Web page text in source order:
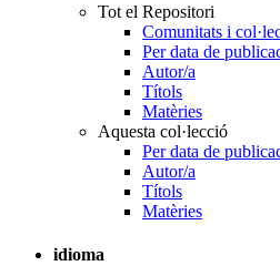
Tot el Repositori
Comunitats i
Per data de
Autor/a
Títols
Matèries
Aquesta col·lecció
Per data de
Autor/a
Títols
Matèries
idioma